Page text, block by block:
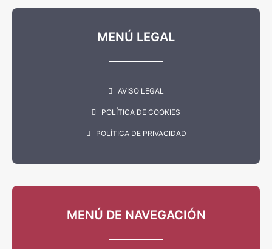
MENÚ DE NAVEGACIÓN
MENÚ LEGAL
AVISO LEGAL
POLÍTICA DE COOKIES
POLÍTICA DE PRIVACIDAD